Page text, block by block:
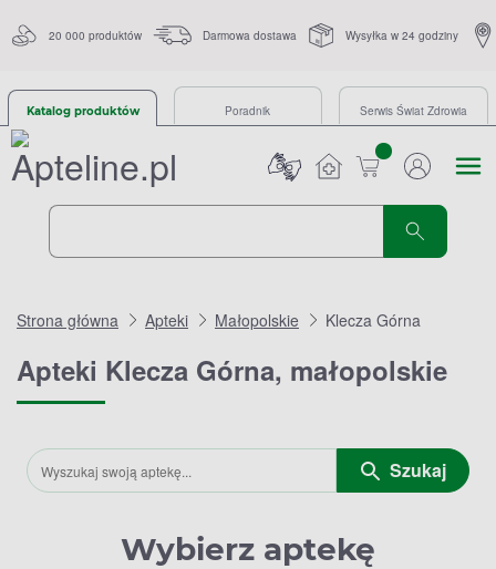
20 000 produktów Darmowa dostawa Wysyłka w 24 godziny
Katalog produktów Poradnik Serwis Świat Zdrowia
sztuk
Strona główna Apteki Małopolskie Klecza Górna
Apteki Klecza Górna, małopolskie
Szukaj
Wybierz aptekę